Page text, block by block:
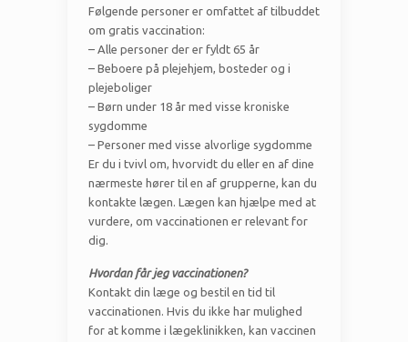
Følgende personer er omfattet af tilbuddet
om gratis vaccination:
– Alle personer der er fyldt 65 år
– Beboere på plejehjem, bosteder og i
plejeboliger
– Børn under 18 år med visse kroniske
sygdomme
– Personer med visse alvorlige sygdomme
Er du i tvivl om, hvorvidt du eller en af dine
nærmeste hører til en af grupperne, kan du
kontakte lægen. Lægen kan hjælpe med at
vurdere, om vaccinationen er relevant for
dig.
Hvordan får jeg vaccinationen?
Kontakt din læge og bestil en tid til
vaccinationen. Hvis du ikke har mulighed
for at komme i lægeklinikken, kan vaccinen